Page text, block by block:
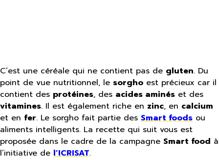
C’est une céréale qui ne contient pas de gluten. Du
point de vue nutritionnel, le sorgho est précieux car il
contient des protéines, des acides aminés et des
vitamines. Il est également riche en zinc, en calcium
et en fer. Le sorgho fait partie des Smart foods ou
aliments intelligents. La recette qui suit vous est
proposée dans le cadre de la campagne Smart food à
l’initiative de l’ICRISAT.